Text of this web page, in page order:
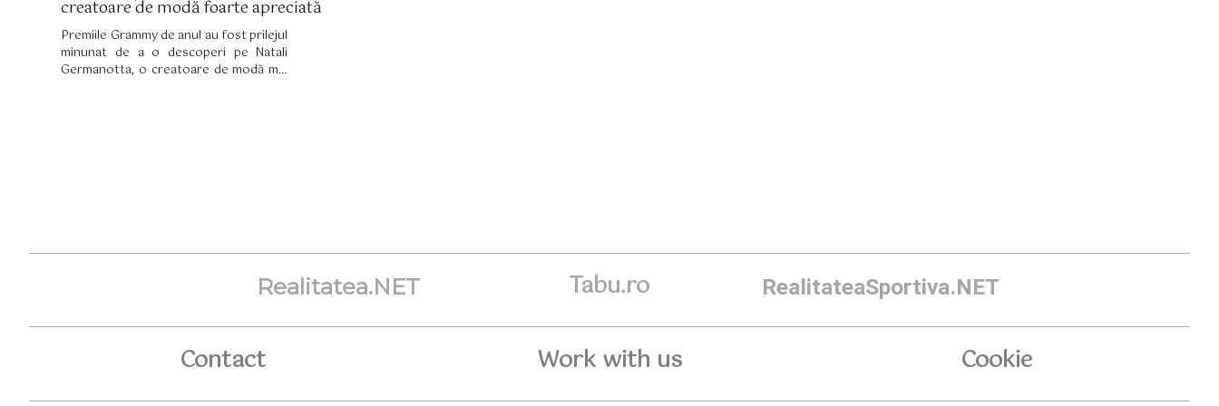
creatoare de modă foarte apreciată
Premiile Grammy de anul au fost prilejul
minunat de a o descoperi pe Natali
Germanotta, o creatoare de modă mai
Realitatea.NET Tabu.ro RealitateaSportiva.NET
Contact Work with us Cookie